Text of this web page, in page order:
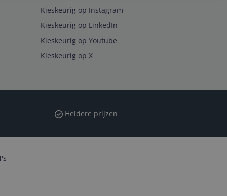
Kieskeurig op Instagram
Kieskeurig op LinkedIn
Kieskeurig op Youtube
Kieskeurig op X
Heldere prijzen